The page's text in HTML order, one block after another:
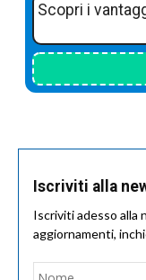
Scopri i
Iscriviti alla
Iscriviti adesso alla
aggiornamenti,
Nome